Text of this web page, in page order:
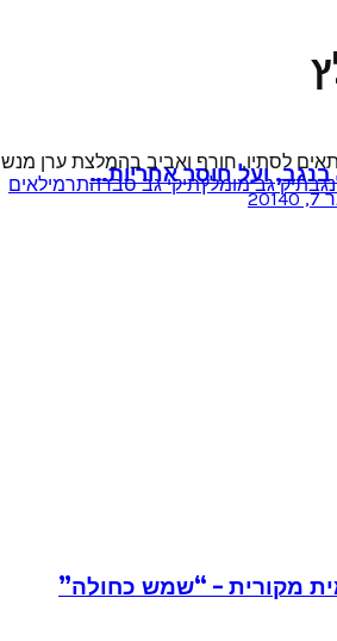
ועל חוסר אחריות…
0
לסתיו, חורף ואביב בהמלצת ערן
תיק גב מומלץתיקי גב סברהתרמילאים
מקורית – “שמש כחולה”